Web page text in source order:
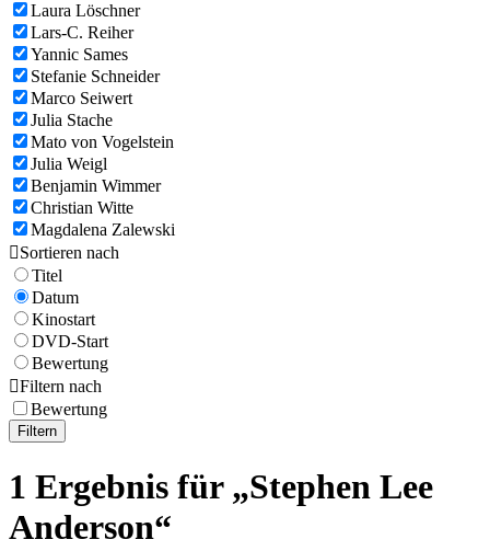
Laura Löschner
Lars-C. Reiher
Yannic Sames
Stefanie Schneider
Marco Seiwert
Julia Stache
Mato von Vogelstein
Julia Weigl
Benjamin Wimmer
Christian Witte
Magdalena Zalewski
Sortieren nach
Titel
Datum
Kinostart
DVD-Start
Bewertung
Filtern nach
Bewertung
Filtern
1 Ergebnis für „Stephen Lee
Anderson“